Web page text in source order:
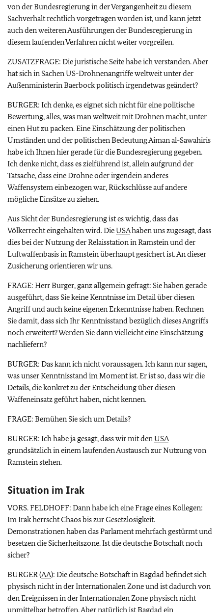
von der Bundesregierung in der Vergangenheit zu diesem
Sachverhalt rechtlich vorgetragen worden ist, und kann jetzt
auch den weiteren Ausführungen der Bundesregierung in
diesem laufenden Verfahren nicht weiter vorgreifen.
ZUSATZFRAGE: Die juristische Seite habe ich verstanden. Aber
hat sich in Sachen US-Drohnenangriffe weltweit unter der
Außenministerin Baerbock politisch irgendetwas geändert?
BURGER: Ich denke, es eignet sich nicht für eine politische
Bewertung, alles, was man weltweit mit Drohnen macht, unter
einen Hut zu packen. Eine Einschätzung der politischen
Umständen und der politischen Bedeutung Aiman al-Sawahiris
habe ich Ihnen hier gerade für die Bundesregierung gegeben.
Ich denke nicht, dass es zielführend ist, allein aufgrund der
Tatsache, dass eine Drohne oder irgendein anderes
Waffensystem einbezogen war, Rückschlüsse auf andere
mögliche Einsätze zu ziehen.
Aus Sicht der Bundesregierung ist es wichtig, dass das
Völkerrecht eingehalten wird. DieUSAhaben uns zugesagt, dass
dies bei der Nutzung der Relaisstation in Ramstein und der
Luftwaffenbasis in Ramstein überhaupt gesichert ist. An dieser
Zusicherung orientieren wir uns.
FRAGE: Herr Burger, ganz allgemein gefragt: Sie haben gerade
ausgeführt, dass Sie keine Kenntnisse im Detail über diesen
Angriff und auch keine eigenen Erkenntnisse haben. Rechnen
Sie damit, dass sich Ihr Kenntnisstand bezüglich dieses Angriffs
noch erweitert? Werden Sie dann vielleicht eine Einschätzung
nachliefern?
BURGER: Das kann ich nicht voraussagen. Ich kann nur sagen,
was unser Kenntnisstand im Moment ist. Er ist so, dass wir die
Details, die konkret zu der Entscheidung über diesen
Waffeneinsatz geführt haben, nicht kennen.
FRAGE: Bemühen Sie sich um Details?
BURGER: Ich habe ja gesagt, dass wir mit denUSA
grundsätzlich in einem laufenden Austausch zur Nutzung von
Ramstein stehen.
Situation im Irak
VORS. FELDHOFF: Dann habe ich eine Frage eines Kollegen:
Im Irak herrscht Chaos bis zur Gesetzlosigkeit.
Demonstrationen haben das Parlament mehrfach gestürmt und
besetzen die Sicherheitszone. Ist die deutsche Botschaft noch
sicher?
BURGER (AA): Die deutsche Botschaft in Bagdad befindet sich
physisch nicht in der Internationalen Zone und ist dadurch von
den Ereignissen in der Internationalen Zone physisch nicht
unmittelbar betroffen. Aber natürlich ist Bagdad ein